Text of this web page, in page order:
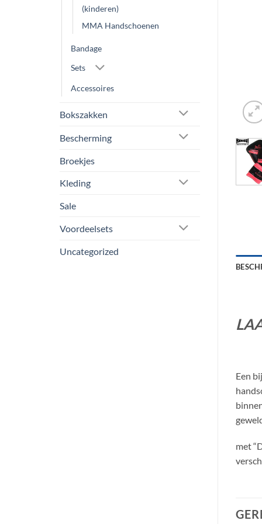
(kinderen)
MMA Handschoenen
Bandage
Sets
Accessoires
Bokszakken
Bescherming
Broekjes
Kleding
Sale
Voordeelsets
Uncategorized
Een
met